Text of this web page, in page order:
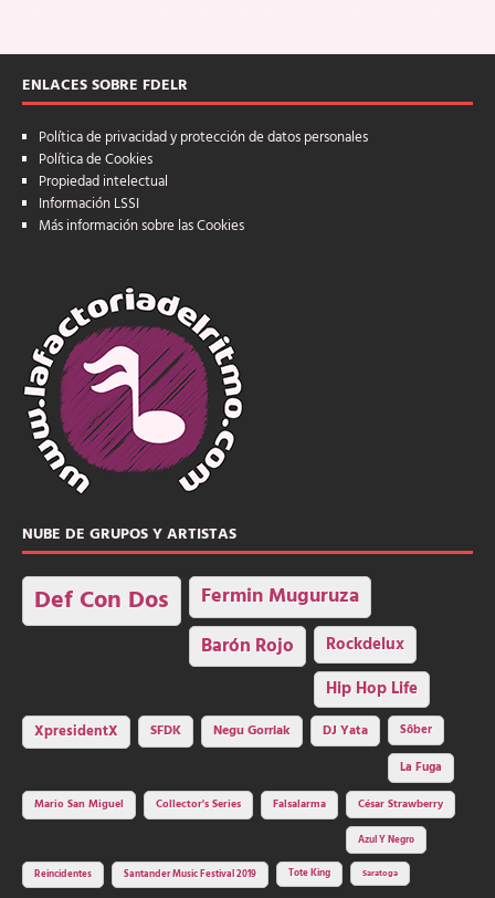
ENLACES SOBRE FDELR
Política de privacidad y protección de datos personales
Política de Cookies
Propiedad intelectual
Información LSSI
Más información sobre las Cookies
NUBE DE GRUPOS Y ARTISTAS
Def Con Dos Fermin Muguruza
Barón Rojo Rockdelux
Hip Hop Life
XpresidentX SFDK Negu Gorriak DJ Yata
Sôber
La Fuga
Mario San Miguel
Collector's Series Falsalarma César Strawberry
Azul Y Negro
Reincidentes Santander Music Festival 2019 Tote King Saratoga